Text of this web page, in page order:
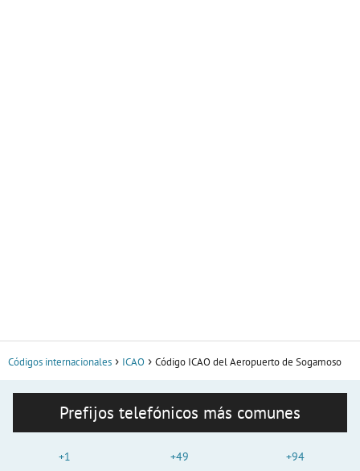
Códigos internacionales ICAO Código ICAO del Aeropuerto de Sogamoso
Prefijos telefónicos más comunes
+1
+49
+94